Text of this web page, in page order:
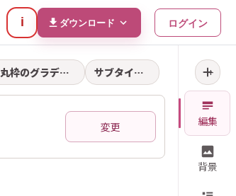
i ダウンロード ログイン
丸枠のグラデで サブタイト
変更
+
編集
背景